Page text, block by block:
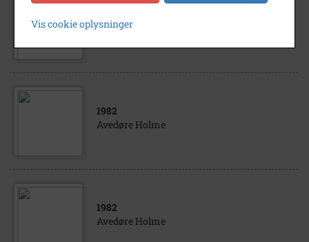
Avedøre Holme
1982
Avedøre Holme
1982
Avedøre Holme
Vis cookie oplysninger